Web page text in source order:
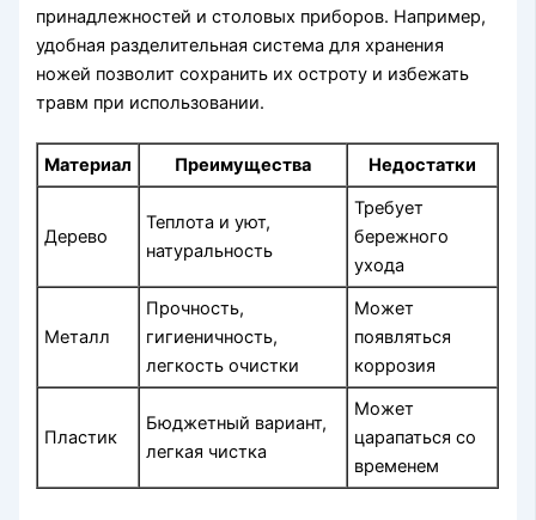
принадлежностей и столовых приборов. Например,
удобная разделительная система для хранения
ножей позволит сохранить их остроту и избежать
травм при использовании.
Материал Преимущества Недостатки
Дерево
Теплота и уют,
натуральность
Требует
бережного
ухода
Металл
Прочность,
гигиеничность,
легкость очистки
Может
появляться
коррозия
Пластик
Бюджетный вариант,
легкая чистка
Может
царапаться со
временем